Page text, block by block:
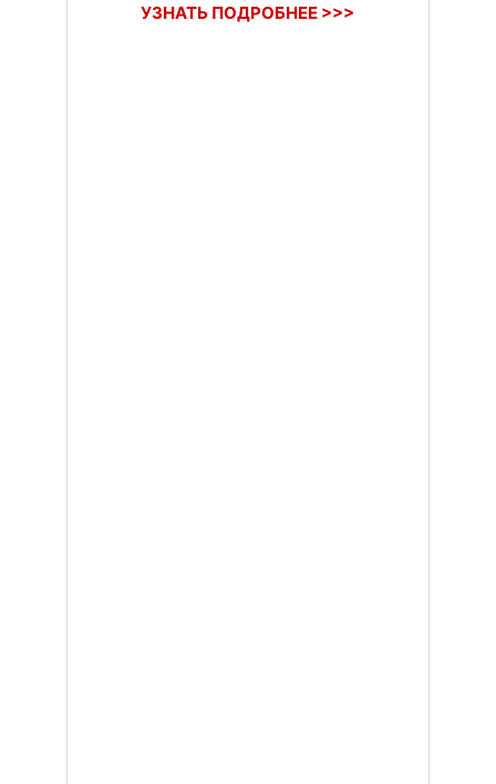
УЗНАТЬ ПОДРОБНЕЕ >>>